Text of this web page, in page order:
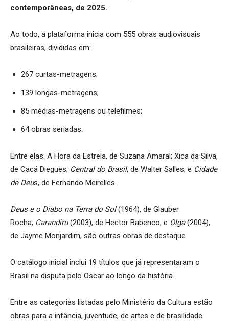
contemporâneas, de 2025.
Ao todo, a plataforma inicia com 555 obras audiovisuais
brasileiras, divididas em:
267 curtas-metragens;
139 longas-metragens;
85 médias-metragens ou telefilmes;
64 obras seriadas.
Entre elas: A Hora da Estrela, de Suzana Amaral; Xica da Silva,
de Cacá Diegues; Central do Brasil, de Walter Salles; e Cidade
de Deus, de Fernando Meirelles.
Deus e o Diabo na Terra do Sol(1964), de Glauber
Rocha; Carandiru(2003), de Hector Babenco; e Olga(2004),
de Jayme Monjardim, são outras obras de destaque.
O catálogo inicial inclui 19 títulos que já representaram o
Brasil na disputa pelo Oscar ao longo da história.
Entre as categorias listadas pelo Ministério da Cultura estão
obras para a infância, juventude, de artes e de brasilidade.